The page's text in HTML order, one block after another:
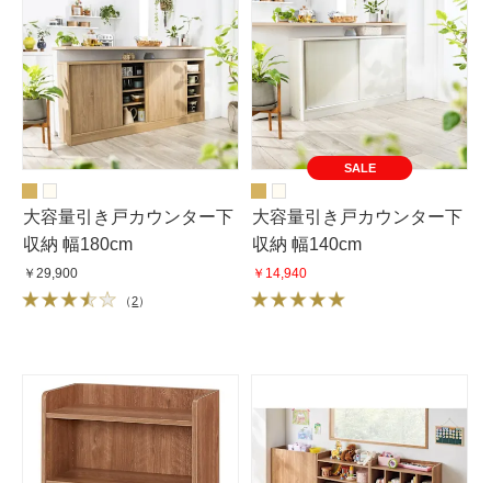
大容量引き戸カウンター下
収納 幅180cm
￥29,900
（2）
SALE
大容量引き戸カウンター下
収納 幅140cm
￥14,940